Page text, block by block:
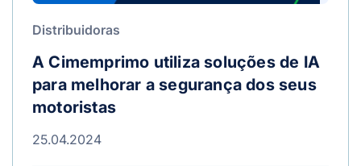
Distribuidoras
A Cimemprimo utiliza soluções de IA
para melhorar a segurança dos seus
motoristas
25.04.2024